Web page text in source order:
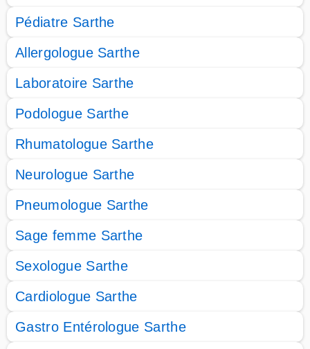
Pédiatre Sarthe
Allergologue Sarthe
Laboratoire Sarthe
Podologue Sarthe
Rhumatologue Sarthe
Neurologue Sarthe
Pneumologue Sarthe
Sage femme Sarthe
Sexologue Sarthe
Cardiologue Sarthe
Gastro Entérologue Sarthe